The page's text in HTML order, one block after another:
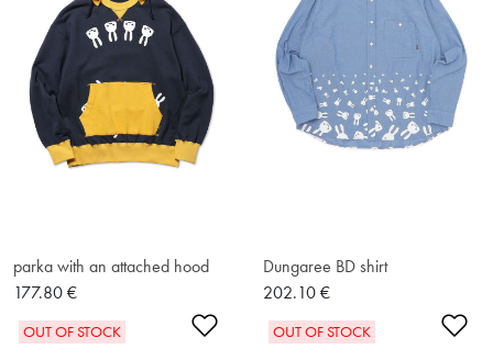
parka with an attached hood
177.80 €
Dungaree BD shirt
202.10 €
Ajouter à la liste de souhaits
OUT OF STOCK OUT OF STOCK